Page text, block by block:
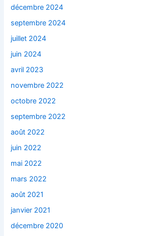
décembre 2024
septembre 2024
juillet 2024
juin 2024
avril 2023
novembre 2022
octobre 2022
septembre 2022
août 2022
juin 2022
mai 2022
mars 2022
août 2021
janvier 2021
décembre 2020